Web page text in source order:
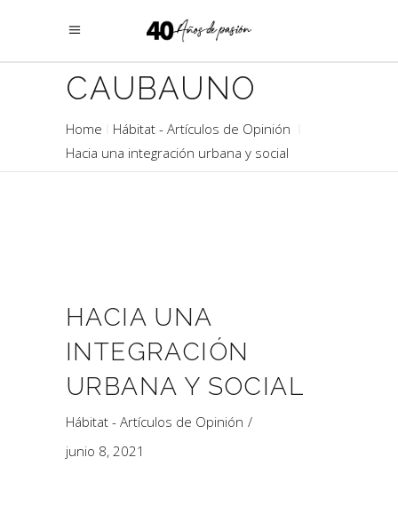
CAUBAUNO
Home
Hábitat - Artículos de Opinión
Hacia una integración urbana y social
HACIA UNA
INTEGRACIÓN
URBANA Y SOCIAL
Hábitat - Artículos de Opinión
junio 8, 2021